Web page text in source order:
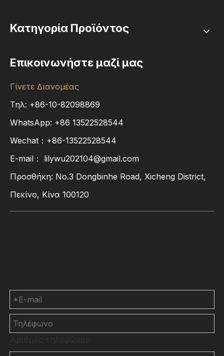
Κατηγορία Προϊόντος
Επικοινωνήστε μαζί μας
Γίνετε Διανομέας
Τηλ: +86-10-82098869
WhatsApp: +86 13522528544
Wechat：+86-13522528544
E-mail： lilywu202104@gmail.com
Προσθήκη: No.3 Dongbinhe Road, Xicheng District,
Πεκίνο, Κίνα 100120